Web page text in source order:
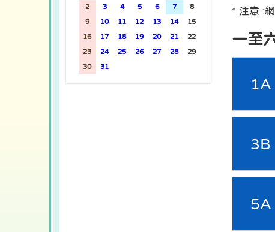
* 注意 :
一至
1A
3B
5A
2 3 4 5 6 7 8
9 10 11 12 13 14 15
16 17 18 19 20 21 22
23 24 25 26 27 28 29
30 31